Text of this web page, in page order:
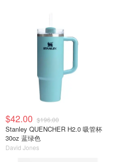
$42.00 $196.00
Stanley QUENCHER H2.0 吸管杯
30oz 蓝绿色
David Jones